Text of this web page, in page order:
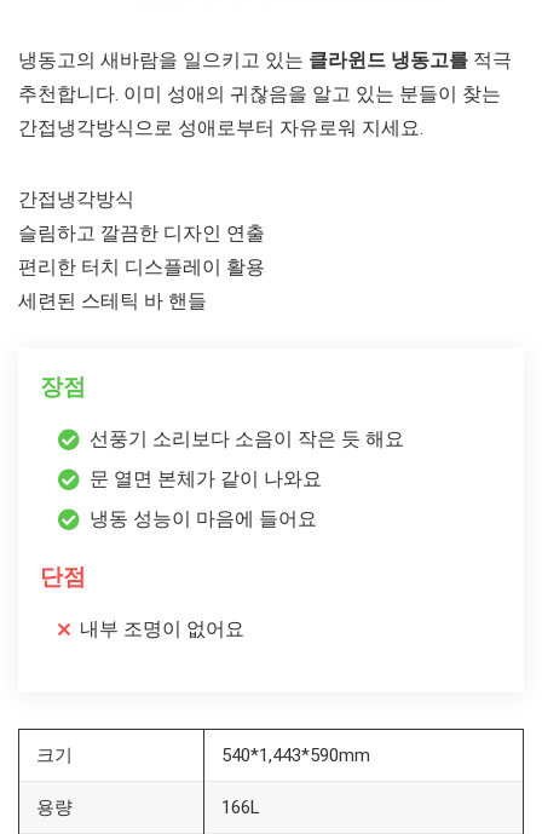
냉동고의 새바람을 일으키고 있는 클라윈드 냉동고를 적극
추천합니다. 이미 성애의 귀찮음을 알고 있는 분들이 찾는
간접냉각방식으로 성애로부터 자유로워 지세요.
간접냉각방식
슬림하고 깔끔한 디자인 연출
편리한 터치 디스플레이 활용
세련된 스테틱 바 핸들
장점
선풍기 소리보다 소음이 작은 듯 해요
문 열면 본체가 같이 나와요
냉동 성능이 마음에 들어요
단점
내부 조명이 없어요
크기 540*1,443*590mm
용량 166L